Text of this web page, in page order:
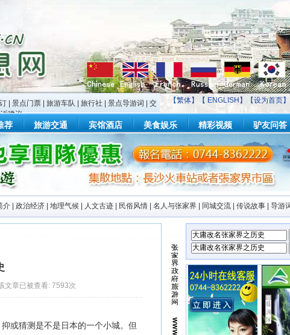
【繁体】【 ENGLISH 】【设为首页
景点门票 旅游车队 旅行社 景点导游词
交
建议
荐 旅游交通 宾馆酒店 美食娱乐 精彩视频 驴友问答
介 政治经济 地理气候 人文古迹 民俗风情 名人与张家界 同城交流 传说故事 导游
文章已被查看: 7593次
或猜测是不是日本的一个小城。但